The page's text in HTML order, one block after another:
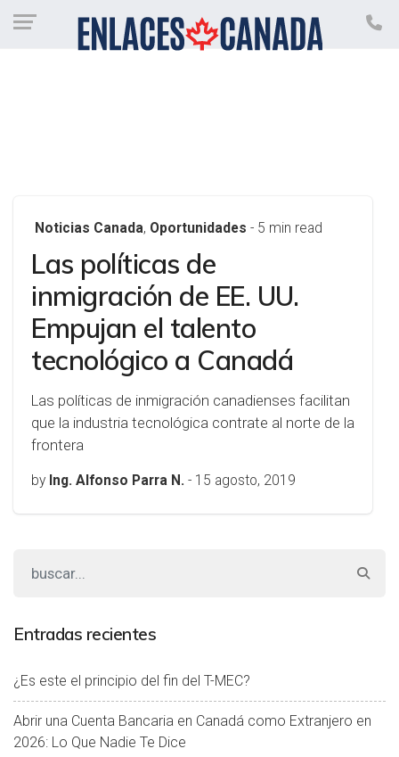
Noticias Canada, Oportunidades - 5 min read
Las políticas de
inmigración de EE. UU.
Empujan el talento
tecnológico a Canadá
Las políticas de inmigración canadienses facilitan
que la industria tecnológica contrate al norte de la
frontera
by Ing. Alfonso Parra N. - 15 agosto, 2019
Entradas recientes
¿Es este el principio del fin del T-MEC?
Abrir una Cuenta Bancaria en Canadá como Extranjero en
2026: Lo Que Nadie Te Dice